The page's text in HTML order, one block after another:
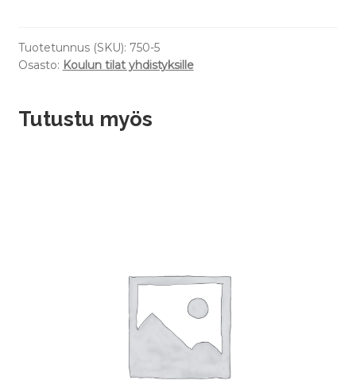
Tuotetunnus (SKU): 750-5
Osasto: Koulun tilat yhdistyksille
Tutustu myös